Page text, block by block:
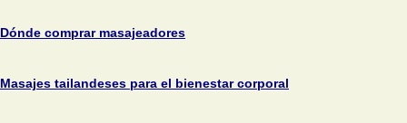
Dónde comprar masajeadores
Masajes tailandeses para el bienestar corporal